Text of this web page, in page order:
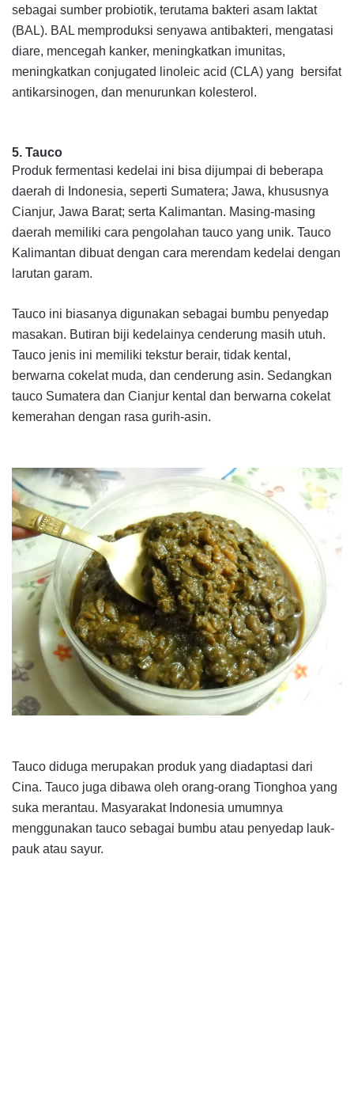
sebagai sumber probiotik, terutama bakteri asam laktat
(BAL). BAL memproduksi senyawa antibakteri, mengatasi
diare, mencegah kanker, meningkatkan imunitas,
meningkatkan conjugated l inoleic acid (CLA) yang bersifat
antikarsinogen, dan menurunkan kolesterol.
5. Tauco
Produk fermentasi kedelai ini bisa dijumpai di beberapa
daerah di Indonesia, seperti Sumatera; Jawa, khususnya
Cianjur, Jawa Barat; serta Kalimantan. Masing-masing
daerah memiliki cara pengolahan tauco yang unik. Tauco
Kalimantan dibuat dengan cara merendam kedelai dengan
larutan garam.
Tauco ini biasanya digunakan sebagai bumbu penyedap
masakan. Butiran biji kedelainya cenderung masih utuh.
Tauco jenis ini memiliki tekstur berair, tidak kental,
berwarna cokelat muda, dan cenderung asin. Sedangkan
tauco Sumatera dan Cianjur kental dan berwarna cokelat
kemerahan dengan rasa gurih-asin.
Tauco diduga merupakan produk yang diadaptasi dari
Cina. Tauco juga dibawa oleh orang-orang Tionghoa yang
suka merantau. Masyarakat Indonesia umumnya
menggunakan tauco sebagai bumbu atau penyedap lauk-
pauk atau sayur.